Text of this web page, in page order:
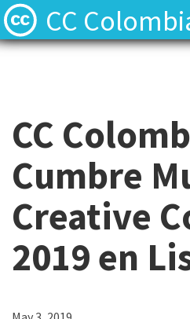
CC
CC
Cumbre
Creative
2019 en